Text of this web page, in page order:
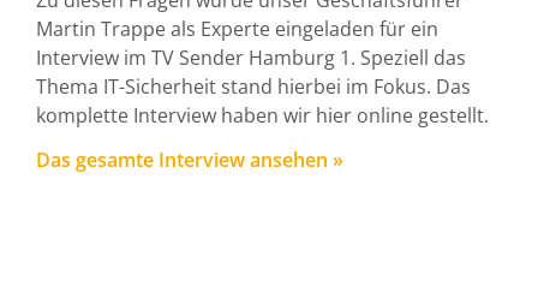
Martin Trappe als Experte eingeladen für ein
Interview im TV Sender Hamburg 1. Speziell das
Thema IT-Sicherheit stand hierbei im Fokus. Das
komplette Interview haben wir hier online gestellt.
Das gesamte Interview ansehen »